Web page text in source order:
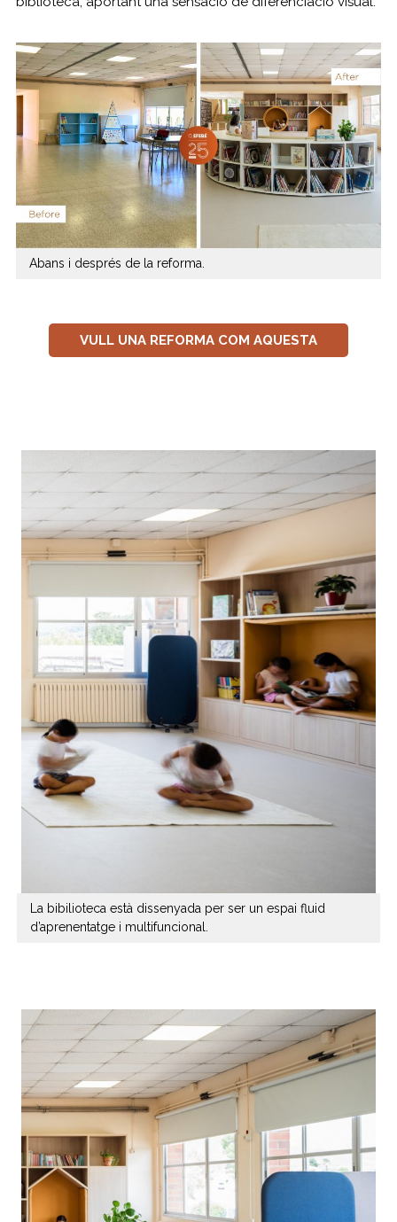
Abans i després de la reforma.
VULL UNA REFORMA COM AQUESTA
La bibilioteca està dissenyada per ser un espai fluid
d’aprenentatge i multifuncional.